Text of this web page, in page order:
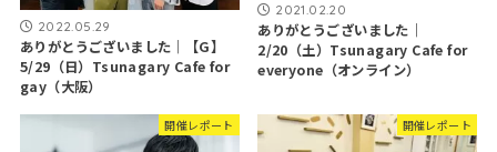
2022.05.29
ありがとうございました｜【G】
5/29（日）Tsunagary Cafe for
gay（大阪）
2021.02.20
ありがとうございました｜
2/20（土）Tsunagary Cafe for
everyone（オンライン）
開催レポート 開催レポート